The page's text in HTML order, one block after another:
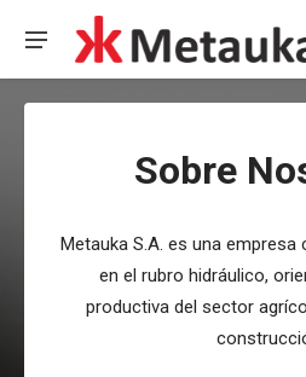
Sobre
Metauka S.A. es una empresa
en el rubro hidráulico,
productiva del sector